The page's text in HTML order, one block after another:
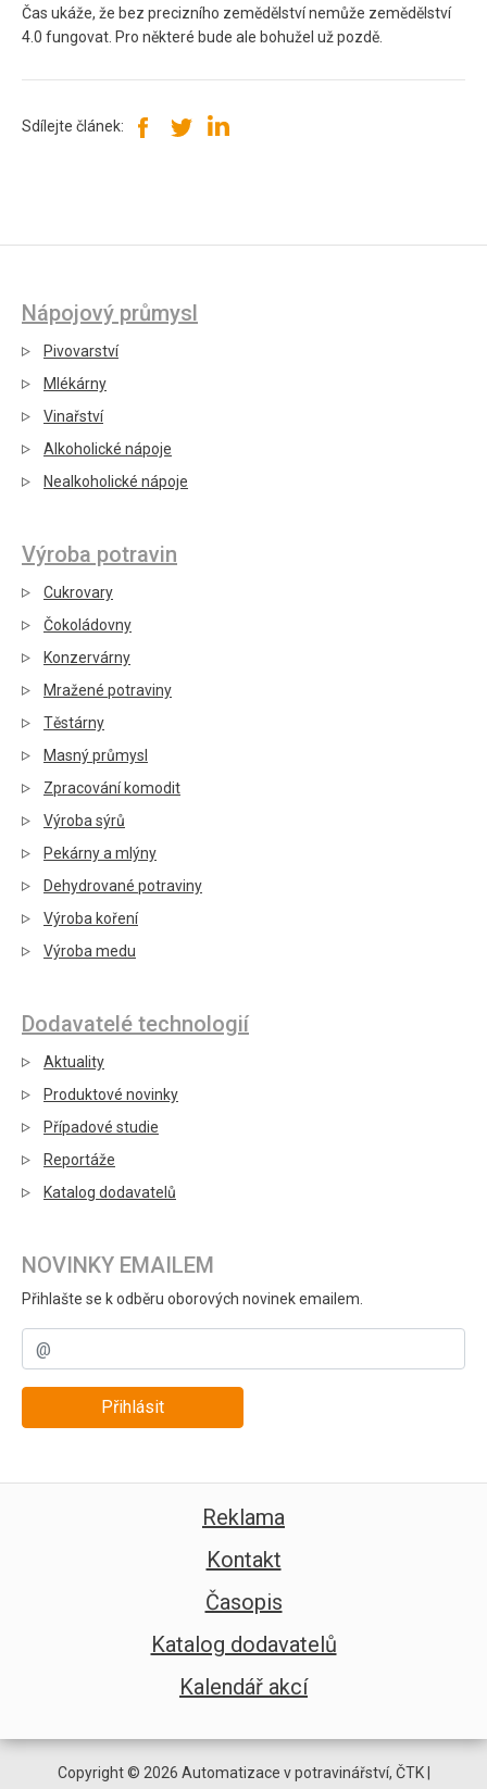
Čas ukáže, že bez precizního zemědělství nemůže zemědělství
4.0 fungovat. Pro některé bude ale bohužel už pozdě.
Sdílejte článek:
Nápojový průmysl
Pivovarství
Mlékárny
Vinařství
Alkoholické nápoje
Nealkoholické nápoje
Výroba potravin
Cukrovary
Čokoládovny
Konzervárny
Mražené potraviny
Těstárny
Masný průmysl
Zpracování komodit
Výroba sýrů
Pekárny a mlýny
Dehydrované potraviny
Výroba koření
Výroba medu
Dodavatelé technologií
Aktuality
Produktové novinky
Případové studie
Reportáže
Katalog dodavatelů
NOVINKY EMAILEM
Přihlašte se k odběru oborových novinek emailem.
Přihlásit
Reklama
Kontakt
Časopis
Katalog dodavatelů
Kalendář akcí
Copyright © 2026 Automatizace v potravinářství, ČTK |